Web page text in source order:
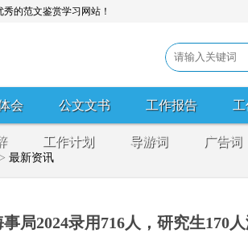
的范文鉴赏学习网站！
会 公文文书 工作报告
工作计划 导游词 广告词
> 最新资讯
事局2024录用716人，研究生170